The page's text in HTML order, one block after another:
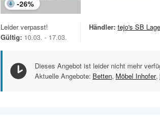
-26%
Leider verpasst!
Gültig: 10.03. - 17.03.
Händler: tejo's SB
Dieses Angebot ist leider nicht mehr
Aktuelle Angebote: Betten, Möbel Inhofer,